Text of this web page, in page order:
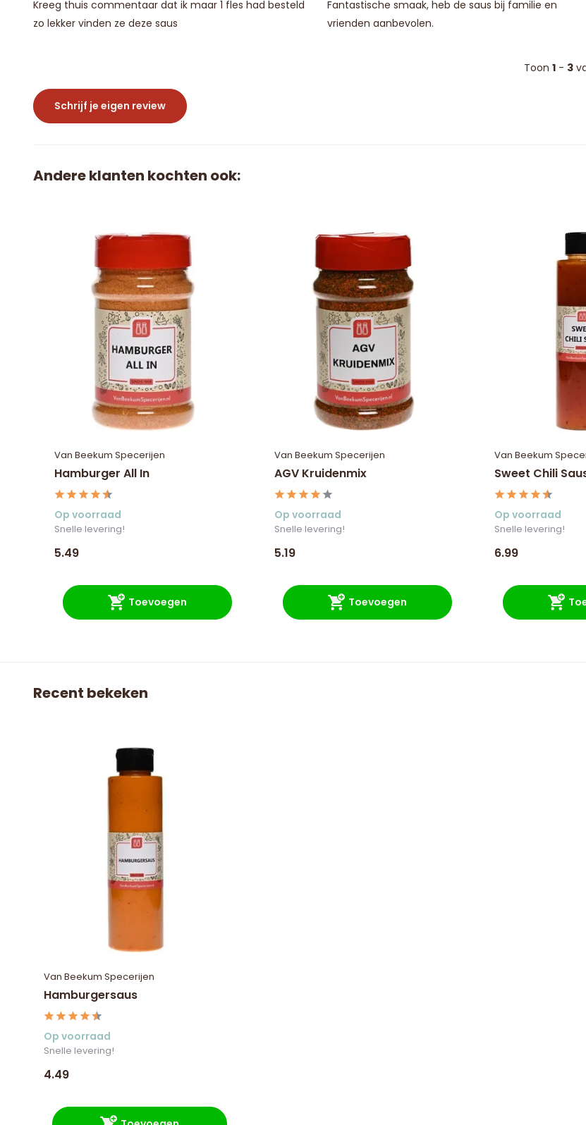
Kreeg thuis commentaar dat ik maar 1 fles had besteld
zo lekker vinden ze deze saus
Fantastische smaak, heb de saus bij familie en
vrienden aanbevolen.
Toon 1 - 3
Schrijf je eigen review
Andere klanten kochten ook:
Van Beekum Specerijen
Hamburger All In
Op voorraad
Snelle levering!
5.49
Toevoegen
Van Beekum Specerijen
AGV Kruidenmix
Op voorraad
Snelle levering!
5.19
Toevoegen
Van Beekum
Sweet Chili
Op voorraad
Snelle levering!
6.99
Recent bekeken
Van Beekum Specerijen
Hamburgersaus
Op voorraad
Snelle levering!
4.49